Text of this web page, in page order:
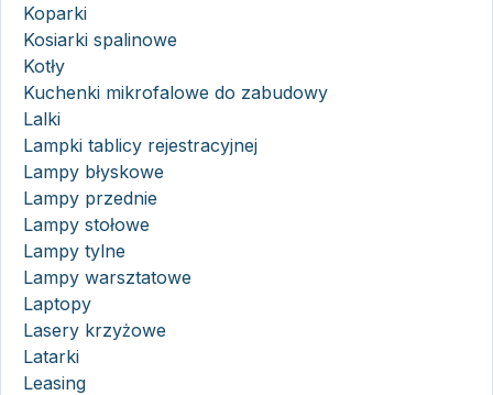
Koparki
Kosiarki spalinowe
Kotły
Kuchenki mikrofalowe do zabudowy
Lalki
Lampki tablicy rejestracyjnej
Lampy błyskowe
Lampy przednie
Lampy stołowe
Lampy tylne
Lampy warsztatowe
Laptopy
Lasery krzyżowe
Latarki
Leasing